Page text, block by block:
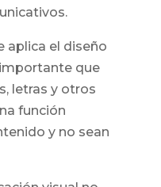
aplica el diseño
que
letras y otros
función
y no sean